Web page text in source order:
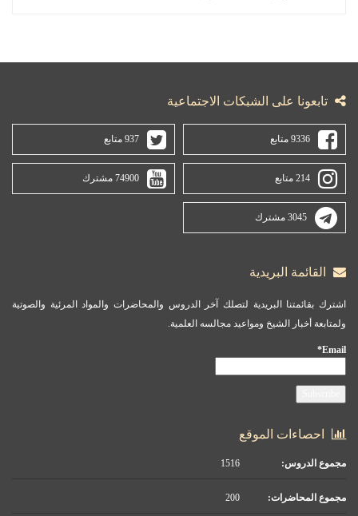
تابعونا على الشبكات الاجتماعية
9336 متابع 937 متابع
214 متابع 74900 مشترك
3045 مشترك
القائمة البريدية
اشترك بقائمتنا البريدية لتصلك آخر الدروس والمحاضرات والمواد المرئية والصوتية
ولمتابعة أخبار الشيخ ومواعيد مجالسه العلمية.
Email*
احصاءات الموقع
مجموع الدروس:
مجموع المحاضرات: